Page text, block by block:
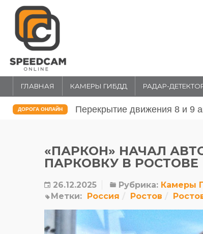
ГЛАВНАЯ КАМЕРЫ ГИБДД РАДАР-
ДОРОГА ОНЛАЙН Перекрытие движения 31
«ПАРКОН» НАЧАЛ
ПАРКОВКУ В РОСТОВЕ
26.12.2025 Рубрика: Камеры
Метки: Россия Ростов